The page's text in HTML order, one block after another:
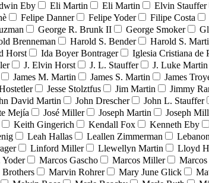
Eby Eli Martin Eli Martin Elvin Stauffer
Felipe Danner Felipe Yoder Filipe Costa
George R. Brunk II George Smoker
Brenneman Harold S. Bender Harold S.
Horst Ida Boyer Bontrager Iglesia Cristiana de
J. Elvin Horst J. L. Stauffer J. Luke Martin
James M. Martin James S. Martin James
Jesse Stolztfus Jim Martin Jimmy
David Martin John Drescher John L. Stauffer
Mejía José Miller Joseph Martin Joseph
Keith Gingerich Kendall Fox Kenneth Eby
Leah Hallas Leallen Zimmerman
Linford Miller Llewellyn Martin Lloyd
Marcos Gascho Marcos Miller Marcos
Marvin Rohrer Mary June Glick